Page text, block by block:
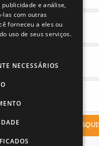
LIMPAR
e análise,
las com outras
forneceu a eles ou
uso de seus serviços.
NECESSÁRIOS